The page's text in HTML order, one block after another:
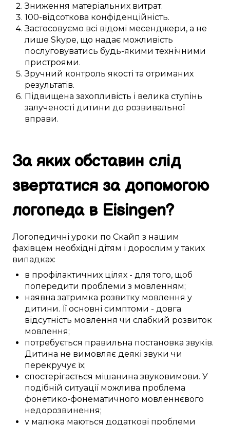
Зниження матеріальних витрат.
100-відсоткова конфіденційність.
Застосовуємо всі відомі месенджери, а не
лише Skype, що надає можливість
послуговуватись будь-якимитехнічними
пристроями.
Зручний контроль якості та отриманих
результатів.
Підвищена захопливість і велика ступінь
залученості дитини до розвивальної
вправи.
За яких обставин слід
звертатися за допомогою
логопеда в Eisingen?
Логопедичні уроки по Скайп з нашим
фахівцем необхідні дітям і дорослим утаких
випадках:
в профілактичних цілях - для того, щоб
попередити проблеми з мовленням;
наявна затримка розвитку мовлення у
дитини. Її основні симптоми - довга
відсутність мовлення чи слабкий розвиток
мовлення;
потребується правильна постановка звуків.
Дитина не вимовляє деякі звуки чи
перекручує їх;
спостерігається мішанина звуковимови. У
подібній ситуації можлива проблема
фонетико-фонематичного мовленнєвого
недорозвинення;
у малюка маються додаткові проблеми